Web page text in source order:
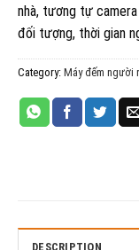
nhà, tương tự
đối tượng, thời gian
Category: Máy đếm người
DESCRIPTION